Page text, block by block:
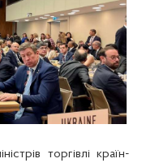
торгівлі країн-